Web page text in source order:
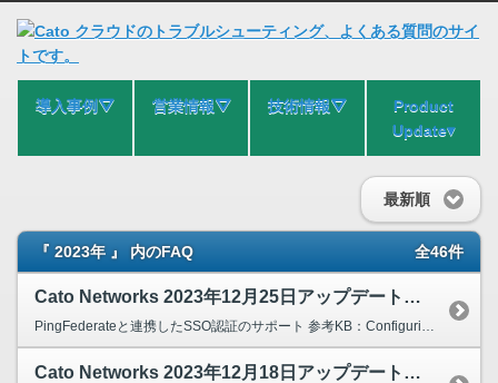
導入事例⛛ 営業情報⛛ 技術情報⛛
Product
Update▾
最新順
『 2023年 』 内のFAQ 全46件
Cato Networks 2023年12月25日アップデート情報
PingFederateと連携したSSO認証のサポート 参考KB：Configuring PingFederate SSO for your Account 補足 本稿...
Cato Networks 2023年12月18日アップデート情報